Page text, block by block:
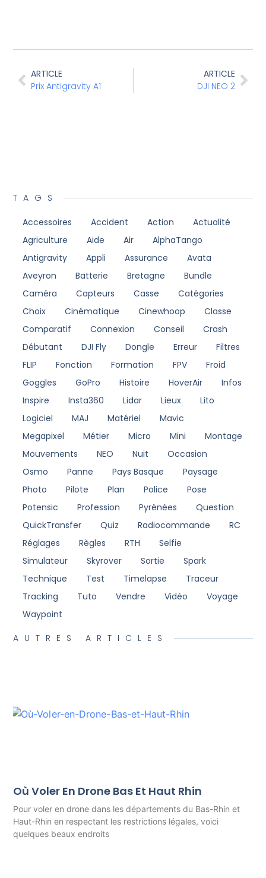
ARTICLE
Prix Antigravity A1
ARTICLE
DJI NEO 2
TAGS
Accessoires Accident Action
Actualité
Agriculture
Aide Air
AlphaTango
Antigravity
Appli Assurance
Avata
Aveyron
Batterie Bretagne
Bundle
Caméra
Capteurs Casse
Catégories
Choix
Cinématique Cinewhoop
Classe
Comparatif
Connexion Conseil
Crash
Débutant
DJI Fly Dongle Erreur
Filtres
FLIP
Fonction Formation FPV
Froid
Goggles
GoPro Histoire HoverAir
Infos
Inspire
Insta360 Lidar Lieux
Lito
Logiciel
MAJ Matériel
Mavic
Megapixel
Métier Micro Mini
Montage
Mouvements
NEO Nuit
Occasion
Osmo
Panne Pays Basque
Paysage
Photo
Pilote Plan Police
Pose
Potensic
Profession Pyrénées
Question
QuickTransfer
Quiz Radiocommande
RC
Réglages
Règles RTH
Selfie
Simulateur
Skyrover Sortie
Spark
Technique
Test Timelapse
Traceur
Tracking
Tuto Vendre Vidéo
Voyage
Waypoint
AUTRES ARTICLES
Où Voler En Drone Bas Et Haut Rhin
Pour voler en drone dans les départements du Bas-Rhin et
Haut-Rhin en respectant les restrictions légales, voici
quelques beaux endroits